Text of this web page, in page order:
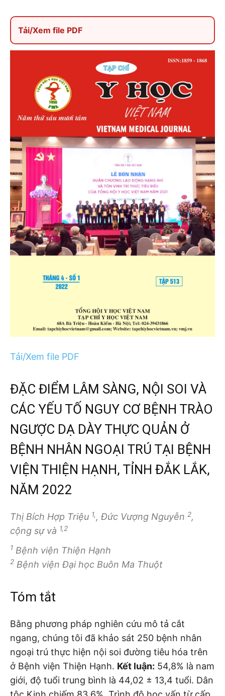
Tải/Xem file PDF
Tải/Xem file PDF
ĐẶC ĐIỂM LÂM SÀNG, NỘI SOI VÀ
CÁC YẾU TỐ NGUY CƠ BỆNH TRÀO
NGƯỢC DẠ DÀY THỰC QUẢN Ở
BỆNH NHÂN NGOẠI TRÚ TẠI BỆNH
VIỆN THIỆN HẠNH, TỈNH ĐẮK LẮK,
NĂM 2022
Thị Bích Hợp Triệu 1,, Đức Vượng Nguyễn 2,
cộng sự và 1,2
1 Bệnh viện Thiện Hạnh
2 Bệnh viện Đại học Buôn Ma Thuột
Tóm tắt
Bằng phương pháp nghiên cứu mô tả cắt
ngang, chúng tôi đã khảo sát 250 bệnh nhân
ngoại trú thực hiện nội soi đường tiêu hóa trên
ở Bệnh viện Thiện Hạnh. Kết luận: 54,8% là nam
giới, độ tuổi trung bình là 44,02 ± 13,4 tuổi. Dân